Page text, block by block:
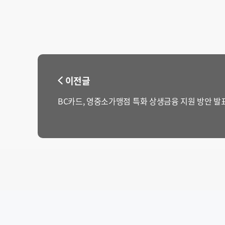
이전글
BC카드, 영중소가맹점 특화 상생금융 지원 방안 발